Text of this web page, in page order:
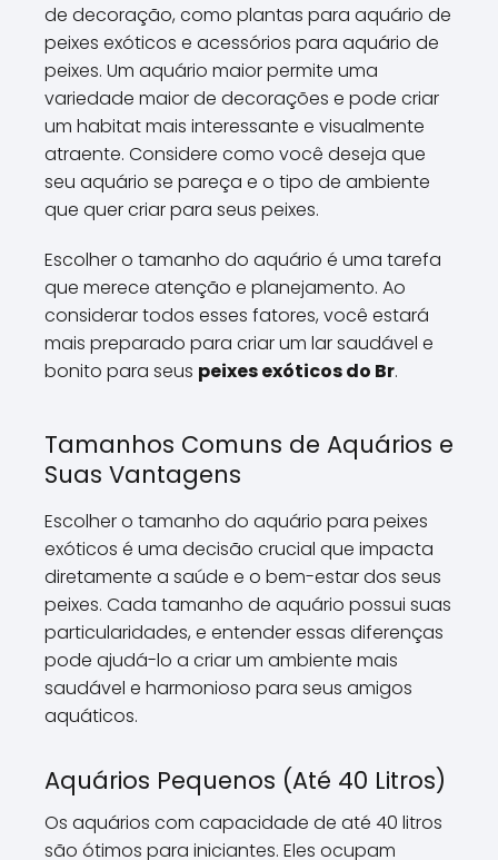
de decoração, como plantas para aquário de
peixes exóticos e acessórios para aquário de
peixes. Um aquário maior permite uma
variedade maior de decorações e pode criar
um habitat mais interessante e visualmente
atraente. Considere como você deseja que
seu aquário se pareça e o tipo de ambiente
que quer criar para seus peixes.
Escolher o tamanho do aquário é uma tarefa
que merece atenção e planejamento. Ao
considerar todos esses fatores, você estará
mais preparado para criar um lar saudável e
bonito para seus peixes exóticos do Br.
Tamanhos Comuns de Aquários e
Suas Vantagens
Escolher o tamanho do aquário para peixes
exóticos é uma decisão crucial que impacta
diretamente a saúde e o bem-estar dos seus
peixes. Cada tamanho de aquário possui suas
particularidades, e entender essas diferenças
pode ajudá-lo a criar um ambiente mais
saudável e harmonioso para seus amigos
aquáticos.
Aquários Pequenos (Até 40 Litros)
Os aquários com capacidade de até 40 litros
são ótimos para iniciantes. Eles ocupam